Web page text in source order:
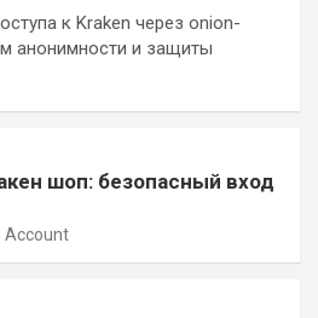
к Kraken через onion-
анонимности и защиты
шоп: безопасный вход
Account